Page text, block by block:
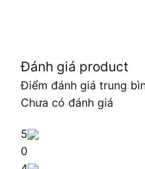
Đánh giá product
Điểm đánh giá trung
Chưa có đánh giá
5
0